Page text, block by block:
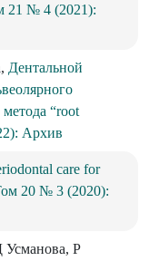
21 № 4 (2021):
Дентальной
“root
Архив
care for
20 № 3 (2020):
Р